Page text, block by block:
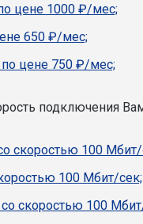
цене 1000 ₽/мес;
650 ₽/мес;
цене 750 ₽/мес;
подключения
скоростью 100
100 Мбит/сек;
скоростью 100